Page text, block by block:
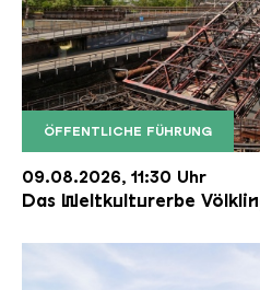
ÖFFENTLICHE FÜHRUNG
Der Erzschrägaufzug
Copyright:
09.08.2026, 11:30 Uhr
Das Weltkulturerbe